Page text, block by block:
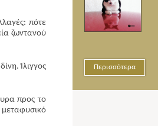
πότε
ζωντανού
Ίλιγγος
προς το